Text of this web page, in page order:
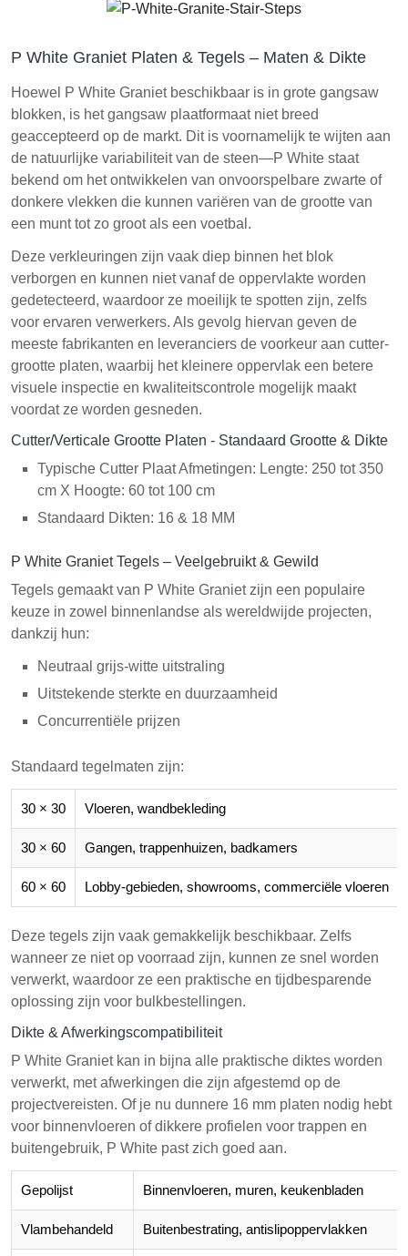
P White Graniet Platen & Tegels – Maten & Dikte
Hoewel P White Graniet beschikbaar is in grote gangsaw
blokken, is het gangsaw plaatformaat niet breed
geaccepteerd op de markt. Dit is voornamelijk te wijten aan
de natuurlijke variabiliteit van de steen—P White staat
bekend om het ontwikkelen van onvoorspelbare zwarte of
donkere vlekken die kunnen variëren van de grootte van
een munt tot zo groot als een voetbal.
Deze verkleuringen zijn vaak diep binnen het blok
verborgen en kunnen niet vanaf de oppervlakte worden
gedetecteerd, waardoor ze moeilijk te spotten zijn, zelfs
voor ervaren verwerkers. Als gevolg hiervan geven de
meeste fabrikanten en leveranciers de voorkeur aan cutter-
grootte platen, waarbij het kleinere oppervlak een betere
visuele inspectie en kwaliteitscontrole mogelijk maakt
voordat ze worden gesneden.
Cutter/Verticale Grootte Platen - Standaard Grootte & Dikte
Typische Cutter Plaat Afmetingen: Lengte: 250 tot 350
cm X Hoogte: 60 tot 100 cm
Standaard Dikten: 16 & 18 MM
P White Graniet Tegels – Veelgebruikt & Gewild
Tegels gemaakt van P White Graniet zijn een populaire
keuze in zowel binnenlandse als wereldwijde projecten,
dankzij hun:
Neutraal grijs-witte uitstraling
Uitstekende sterkte en duurzaamheid
Concurrentiële prijzen
Standaard tegelmaten zijn:
30 × 30 Vloeren, wandbekleding
30 × 60 Gangen, trappenhuizen, badkamers
60 × 60 Lobby-gebieden, showrooms, commerciële vloeren
Deze tegels zijn vaak gemakkelijk beschikbaar. Zelfs
wanneer ze niet op voorraad zijn, kunnen ze snel worden
verwerkt, waardoor ze een praktische en tijdbesparende
oplossing zijn voor bulkbestellingen.
Dikte & Afwerkingscompatibiliteit
P White Graniet kan in bijna alle praktische diktes worden
verwerkt, met afwerkingen die zijn afgestemd op de
projectvereisten. Of je nu dunnere 16 mm platen nodig hebt
voor binnenvloeren of dikkere profielen voor trappen en
buitengebruik, P White past zich goed aan.
Gepolijst Binnenvloeren, muren, keukenbladen
Vlambehandeld Buitenbestrating, antislipoppervlakken